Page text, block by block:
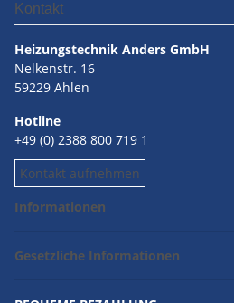
Kontakt
Heizungstechnik Anders GmbH
Nelkenstr. 16
59229 Ahlen
Hotline
+49 (0) 2388 800 719 1
Kontakt aufnehmen
Informationen
Gesetzliche Informationen